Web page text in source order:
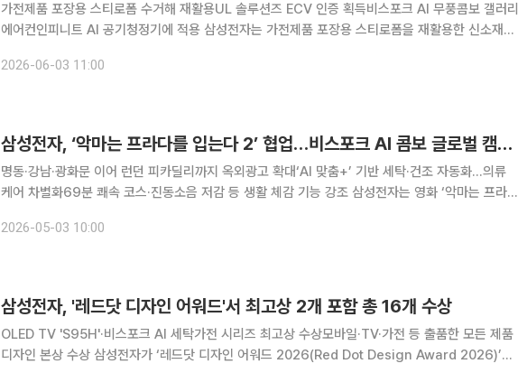
가전제품 포장용 스티로폼 수거해 재활용UL 솔루션즈 ECV 인증 획득비스포크 AI 무풍콤보 갤러리
에어컨인피니트 AI 공기청정기에 적용 삼성전자는 가전제품 포장용 스티로폼을 재활용한 신소재를
ECV(Environmental Claims Validations) 인증을 획득했다고
2026-06-03 11:00
삼성전자, ‘악마는 프라다를 입는다 2’ 협업…비스포크 AI 콤보 글로벌 캠페인
명동·강남·광화문 이어 런던 피카딜리까지 옥외광고 확대‘AI 맞춤+’ 기반 세탁·건조 자동화…의류
케어 차별화69분 쾌속 코스·진동소음 저감 등 생활 체감 기능 강조 삼성전자는 영화 ‘악마는 프라다
일 밝혔다. 한국과 영국 주요 거점에서 옥외광고를 진행하며
2026-05-03 10:00
삼성전자, '레드닷 디자인 어워드'서 최고상 2개 포함 총 16개 수상
OLED TV 'S95H'·비스포크 AI 세탁가전 시리즈 최고상 수상모바일·TV·가전 등 출품한 모든 제품
디자인 본상 수상 삼성전자가 ‘레드닷 디자인 어워드 2026(Red Dot Design Award 2026)’에